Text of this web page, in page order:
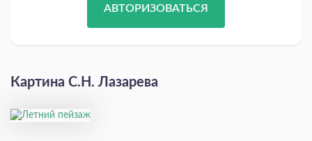
АВТОРИЗОВАТЬСЯ
Картина С.Н. Лазарева